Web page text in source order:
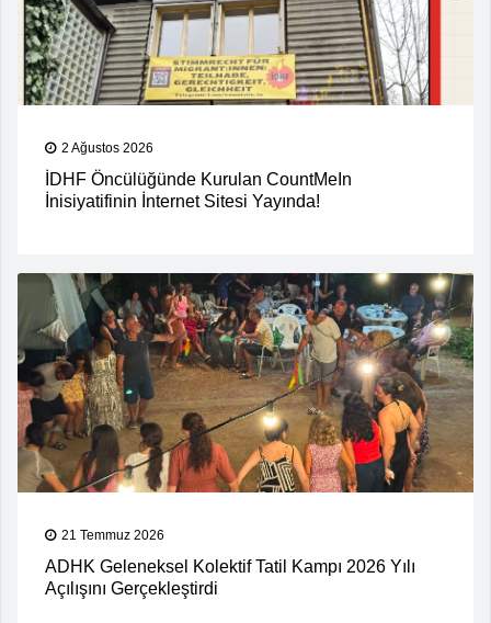
2 Ağustos 2026
İDHF Öncülüğünde Kurulan CountMeIn
İnisiyatifinin İnternet Sitesi Yayında!
21 Temmuz 2026
ADHK Geleneksel Kolektif Tatil Kampı 2026 Yılı
Açılışını Gerçekleştirdi